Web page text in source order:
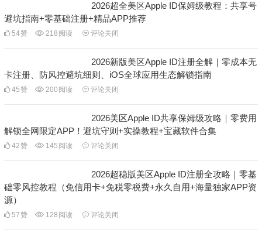
2026超全美区Apple ID保姆级教程：共享号
避坑指南+零基础注册+精品APP推荐
54赞 218 阅读 评论关闭
2026新版美区Apple ID注册全解｜零成本无
卡注册、防风控避坑细则、iOS全球应用生态解锁指南
45赞 200 阅读 评论关闭
2026美区Apple ID共享保姆级攻略｜零费用
解锁全网限定APP！避坑守则+实操教程+宝藏软件合集
42赞 145 阅读 评论关闭
2026超稳版美区Apple ID注册全攻略｜零基
础零风控教程（免信用卡+免税零税费+永久自用+海量独家APP资
源）
57赞 128 阅读 评论关闭